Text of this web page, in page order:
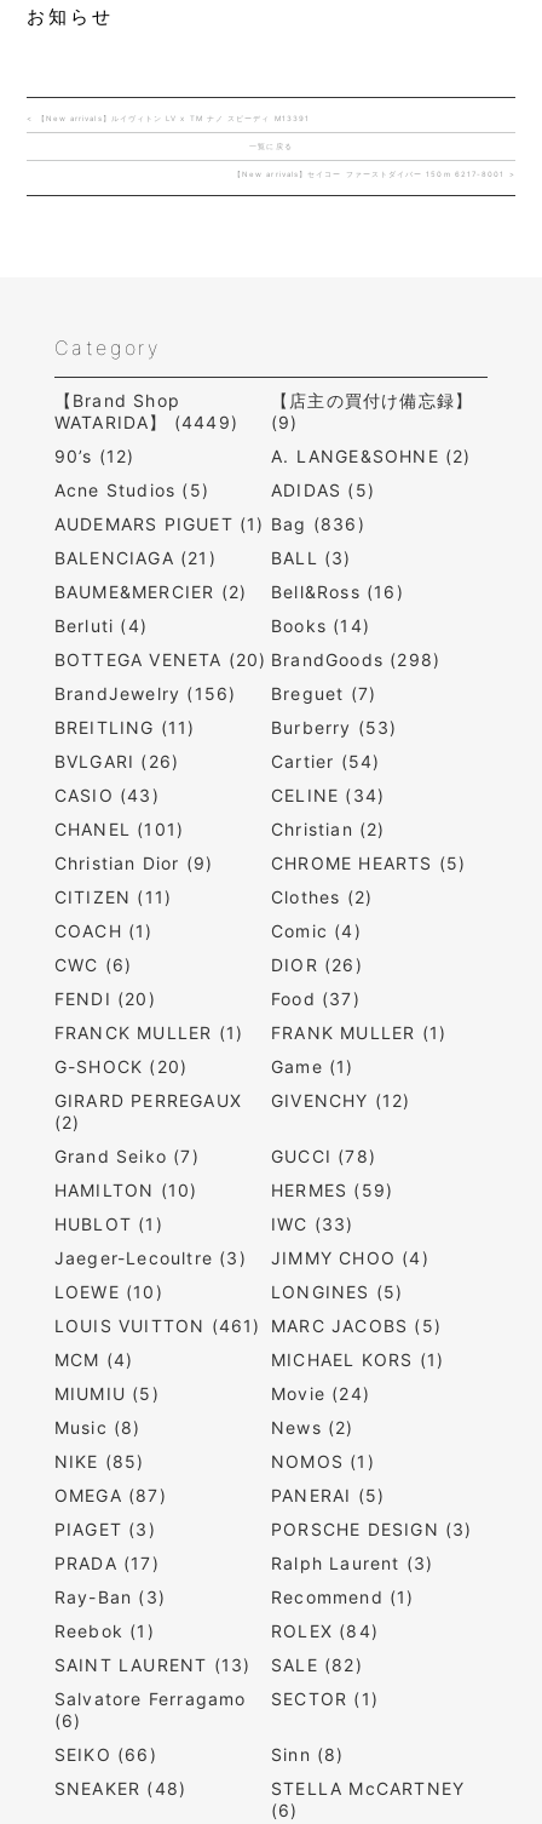
お知らせ
< 【New arrivals】ルイヴィトン LV x TM ナノ スピーディ M13391
一覧に戻る
【New arrivals】セイコー ファーストダイバー 150m 6217-8001 >
Category
【Brand Shop
WATARIDA】 (4449)
【店主の買付け備忘録】
(9)
90’s (12)
A. LANGE&SOHNE (2)
Acne Studios (5)
ADIDAS (5)
AUDEMARS PIGUET (1) Bag (836)
BALENCIAGA (21)
BALL (3)
BAUME&MERCIER (2)
Bell&Ross (16)
Berluti (4)
Books (14)
BOTTEGA VENETA (20) BrandGoods (298)
BrandJewelry (156)
Breguet (7)
BREITLING (11)
Burberry (53)
BVLGARI (26)
Cartier (54)
CASIO (43)
CELINE (34)
CHANEL (101)
Christian (2)
Christian Dior (9)
CHROME HEARTS (5)
CITIZEN (11)
Clothes (2)
COACH (1)
Comic (4)
CWC (6)
DIOR (26)
FENDI (20)
Food (37)
FRANCK MULLER (1)
FRANK MULLER (1)
G-SHOCK (20)
Game (1)
GIRARD PERREGAUX
(2)
GIVENCHY (12)
Grand Seiko (7)
GUCCI (78)
HAMILTON (10)
HERMES (59)
HUBLOT (1)
IWC (33)
Jaeger-Lecoultre (3)
JIMMY CHOO (4)
LOEWE (10)
LONGINES (5)
LOUIS VUITTON (461)
MARC JACOBS (5)
MCM (4)
MICHAEL KORS (1)
MIUMIU (5)
Movie (24)
Music (8)
News (2)
NIKE (85)
NOMOS (1)
OMEGA (87)
PANERAI (5)
PIAGET (3)
PORSCHE DESIGN (3)
PRADA (17)
Ralph Laurent (3)
Ray-Ban (3)
Recommend (1)
Reebok (1)
ROLEX (84)
SAINT LAURENT (13)
SALE (82)
Salvatore Ferragamo
(6)
SECTOR (1)
SEIKO (66)
Sinn (8)
SNEAKER (48)
STELLA McCARTNEY
(6)